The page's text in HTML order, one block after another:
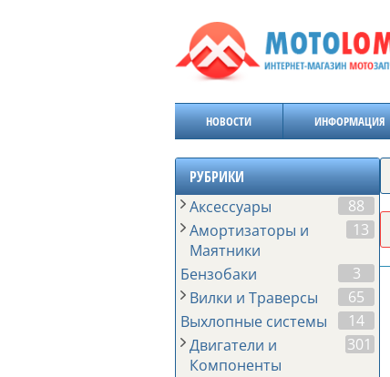
НОВОСТИ ИНФОРМАЦИЯ
РУБРИКИ
Аксессуары
88
Амортизаторы и
Маятники
13
Бензобаки
3
Вилки и Траверсы
65
Выхлопные системы
14
Двигатели и
Компоненты
301